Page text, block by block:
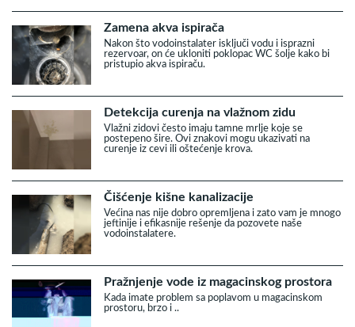
Zamena akva ispirača
Nakon što vodoinstalater isključi vodu i isprazni
rezervoar, on će ukloniti poklopac WC šolje kako bi
pristupio akva ispiraču.
Detekcija curenja na vlažnom zidu
Vlažni zidovi često imaju tamne mrlje koje se
postepeno šire. Ovi znakovi mogu ukazivati na
curenje iz cevi ili oštećenje krova.
Čišćenje kišne kanalizacije
Većina nas nije dobro opremljena i zato vam je mnogo
jeftinije i efikasnije rešenje da pozovete naše
vodoinstalatere.
Pražnjenje vode iz magacinskog prostora
Kada imate problem sa poplavom u magacinskom
prostoru, brzo i ..